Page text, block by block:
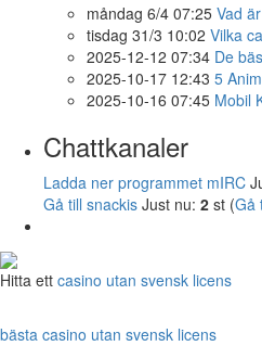
måndag 6/4 07:25 Vad
tisdag 31/3 10:02 Vilka
2025-12-12 07:34 De
2025-10-17 12:43 5
2025-10-16 07:45 Mobil
Chattkanaler
Ladda ner programmet mIRC
Gå till snackis Just nu: 2 st (Gå
Hitta ett casino utan svensk licens
bästa casino utan svensk licens